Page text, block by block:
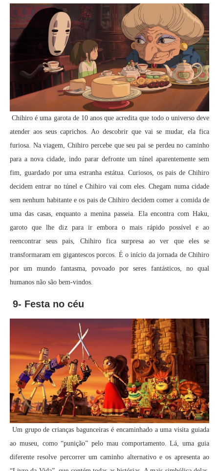
Chihiro é uma garota de 10 anos que acredita que todo o universo deve
atender aos seus caprichos. Ao descobrir que vai se mudar, ela fica
furiosa. Na viagem, Chihiro percebe que seu pai se perdeu no caminho
para a nova cidade, indo parar defronte um túnel aparentemente sem
fim, guardado por uma estranha estátua. Curiosos, os pais de Chihiro
decidem entrar no túnel e Chihiro vai com eles. Chegam numa cidade
sem nenhum habitante e os pais de Chihiro decidem comer a comida de
uma das casas, enquanto a menina passeia. Ela encontra com Haku,
garoto que lhe diz para ir embora o mais rápido possível e ao
reencontrar seus pais, Chihiro fica surpresa ao ver que eles se
transformaram em gigantescos porcos. É o início da jornada de Chihiro
por um mundo fantasma, povoado por seres fantásticos, no qual
humanos não são bem-vindos.
9- Festa no céu
Um grupo de crianças bagunceiras é encaminhado a uma visita guiada
ao museu, como “punição” pelo mau comportamento. Lá, uma guia
diferente resolve percorrer um caminho alternativo e os apresenta ao